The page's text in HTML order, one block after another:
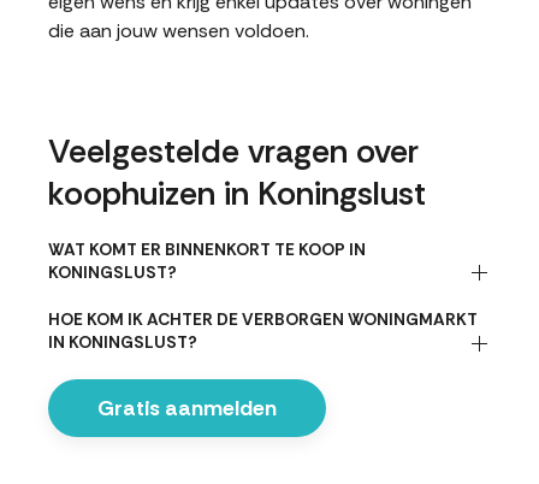
die aan jouw wensen voldoen.
Veelgestelde vragen over
koophuizen in Koningslust
WAT KOMT ER BINNENKORT TE KOOP IN
KONINGSLUST?
HOE KOM IK ACHTER DE VERBORGEN WONINGMARKT
IN KONINGSLUST?
Gratis aanmelden